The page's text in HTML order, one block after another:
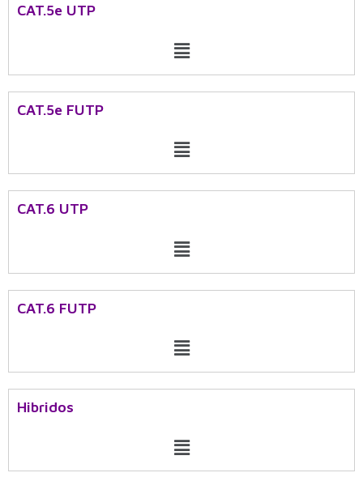
CAT.5e UTP
Menu
CAT.5e FUTP
Menu
CAT.6 UTP​
Menu
CAT.6 FUTP
Menu
Hibridos
Menu